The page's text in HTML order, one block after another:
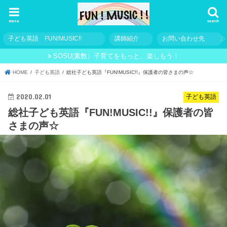
search
menu
子ども英語 FUN!MUSIC!! 講師紹介 お問い合わせ先
SOSU(素数）子育てをもっと、楽しもう！
HOME 子ども英語 総社子ども英語『FUN!MUSIC!!』保護者の皆さまの声☆
子ども英語
2020.02.01
総社子ども英語『FUN!MUSIC!!』保護者の皆
さまの声☆